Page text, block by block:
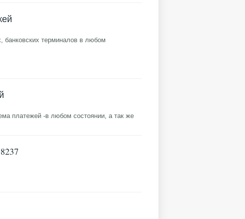
терминалов в любом
платежей -в любом состоянии, а так же